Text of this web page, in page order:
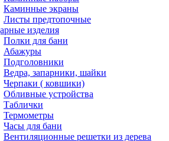
Каминные экраны
Листы предтопочные
изделия
Полки для бани
Абажуры
Подголовники
Ведра, запарники, шайки
Черпаки ( ковшики)
Обливные устройства
Таблички
Термометры
Часы для бани
Вентиляционные решетки из дерева